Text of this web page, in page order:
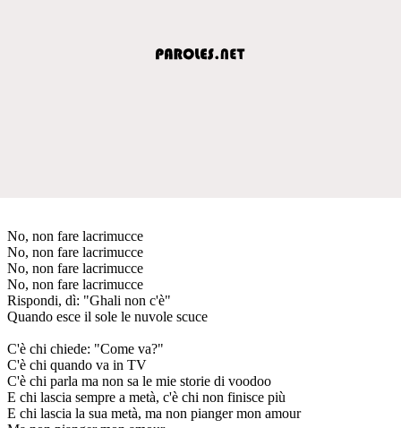
No, non fare lacrimucce
No, non fare lacrimucce
No, non fare lacrimucce
No, non fare lacrimucce
Rispondi, dì: "Ghali non c'è"
Quando esce il sole le nuvole scuce
C'è chi chiede: "Come va?"
C'è chi quando va in TV
C'è chi parla ma non sa le mie storie di voodoo
E chi lascia sempre a metà, c'è chi non finisce più
E chi lascia la sua metà, ma non pianger mon amour